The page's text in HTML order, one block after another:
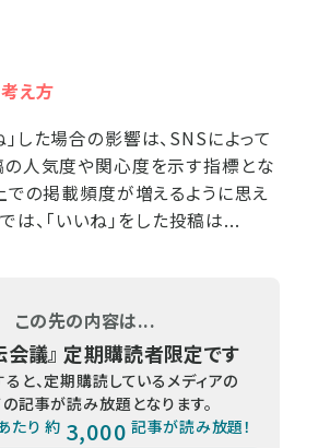
え方
した場合の影響は、SNSによって
の人気度や関心度を示す指標とな
での掲載頻度が増えるように思え
は、「いいね」をした投稿は...
この先の内容は...
会議』 定期購読者限定です
ると、定期購読しているメディアの
記事が読み放題となります。
たり 約 3,000 記事が読み放題！